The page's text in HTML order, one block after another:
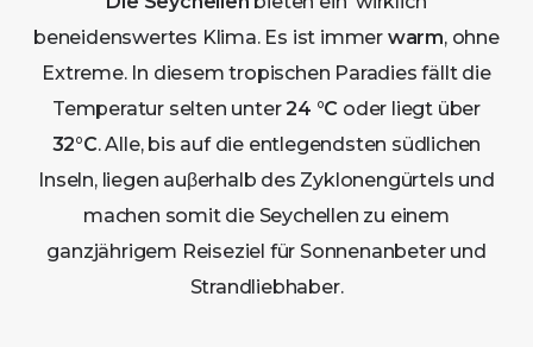
beneidenswertes Klima. Es ist immer warm, ohne
Extreme. In diesem tropischen Paradies fällt die
Temperatur selten unter24 °C oder liegt über
32°C. Alle, bis auf die entlegendsten südlichen
Inseln, liegen auβerhalb des Zyklonengürtels und
machen somit die Seychellen zu einem
ganzjährigem Reiseziel für Sonnenanbeter und
Strandliebhaber.